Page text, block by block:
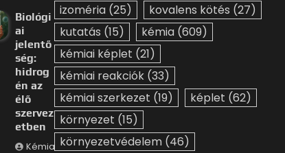
Biológi
ai
jelentő
ség:
hidrog
én az
élő
szervez
etben
Kémia
izoméria (25) kovalens kötés (27)
kutatás (15) kémia (609)
kémiai képlet (21)
kémiai reakciók (33)
kémiai szerkezet (19) képlet (62)
környezet (15)
környezetvédelem (46)